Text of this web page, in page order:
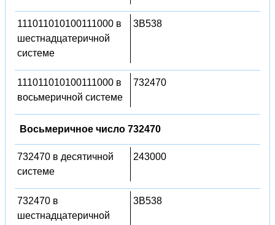
111011010100111000 в
шестнадцатеричной
системе
3B538
111011010100111000 в
восьмеричной системе
732470
Восьмеричное число 732470
732470 в десятичной
системе
243000
732470 в
шестнадцатеричной
3B538